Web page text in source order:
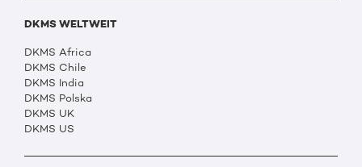
DKMS WELTWEIT
DKMS Africa
DKMS Chile
DKMS India
DKMS Polska
DKMS UK
DKMS US